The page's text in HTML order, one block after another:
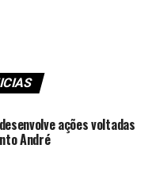
ações voltadas
André